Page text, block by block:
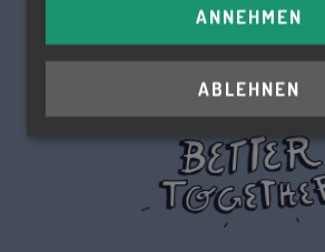
ABLEHNEN
ANNEHMEN